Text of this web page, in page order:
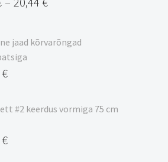
€
jaad kõrvarõngad
€
#2 keerdus vormiga 75 cm
€